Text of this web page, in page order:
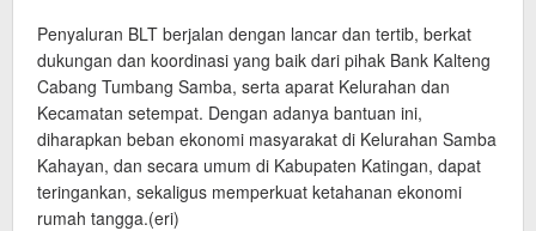
Penyaluran BLT berjalan dengan lancar dan tertib, berkat
dukungan dan koordinasi yang baik dari pihak Bank Kalteng
Cabang Tumbang Samba, serta aparat Kelurahan dan
Kecamatan setempat. Dengan adanya bantuan ini,
diharapkan beban ekonomi masyarakat di Kelurahan Samba
Kahayan, dan secara umum di Kabupaten Katingan, dapat
teringankan, sekaligus memperkuat ketahanan ekonomi
rumah tangga.(eri)